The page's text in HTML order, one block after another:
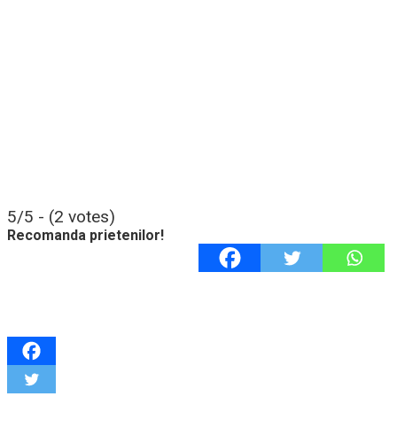
5/5 - (2 votes)
Recomanda prietenilor!